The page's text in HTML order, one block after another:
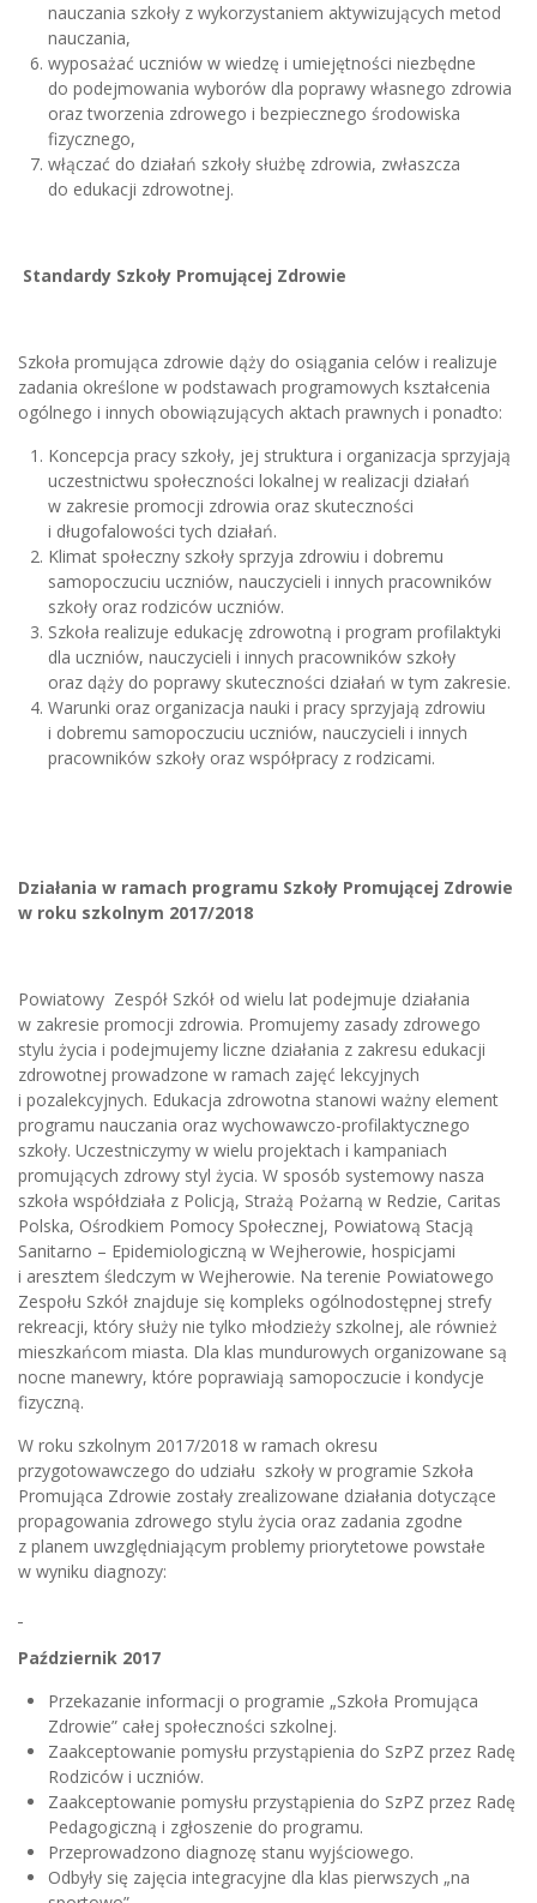
nauczania szkoły z wykorzystaniem aktywizujących metod
nauczania,
wyposażać uczniów w wiedzę i umiejętności niezbędne
do podejmowania wyborów dla poprawy własnego zdrowia
oraz tworzenia zdrowego i bezpiecznego środowiska
fizycznego,
włączać do działań szkoły służbę zdrowia, zwłaszcza
do edukacji zdrowotnej.
Standardy Szkoły Promującej Zdrowie
Szkoła promująca zdrowie dąży do osiągania celów i realizuje
zadania określone w podstawach programowych kształcenia
ogólnego i innych obowiązujących aktach prawnych i ponadto:
Koncepcja pracy szkoły, jej struktura i organizacja sprzyjają
uczestnictwu społeczności lokalnej w realizacji działań
w zakresie promocji zdrowia oraz skuteczności
i długofalowości tych działań.
Klimat społeczny szkoły sprzyja zdrowiu i dobremu
samopoczuciu uczniów, nauczycieli i innych pracowników
szkoły oraz rodziców uczniów.
Szkoła realizuje edukację zdrowotną i program profilaktyki
dla uczniów, nauczycieli i innych pracowników szkoły
oraz dąży do poprawy skuteczności działań w tym zakresie.
Warunki oraz organizacja nauki i pracy sprzyjają zdrowiu
i dobremu samopoczuciu uczniów, nauczycieli i innych
pracowników szkoły oraz współpracy z rodzicami.
Działania w ramach programu Szkoły Promującej Zdrowie
w roku szkolnym 2017/2018
Powiatowy Zespół Szkół od wielu lat podejmuje działania
w zakresie promocji zdrowia. Promujemy zasady zdrowego
stylu życia i podejmujemy liczne działania z zakresu edukacji
zdrowotnej prowadzone w ramach zajęć lekcyjnych
i pozalekcyjnych. Edukacja zdrowotna stanowi ważny element
programu nauczania oraz wychowawczo-profilaktycznego
szkoły. Uczestniczymy w wielu projektach i kampaniach
promujących zdrowy styl życia. W sposób systemowy nasza
szkoła współdziała z Policją, Strażą Pożarną w Redzie, Caritas
Polska, Ośrodkiem Pomocy Społecznej, Powiatową Stacją
Sanitarno – Epidemiologiczną w Wejherowie, hospicjami
i aresztem śledczym w Wejherowie. Na terenie Powiatowego
Zespołu Szkół znajduje się kompleks ogólnodostępnej strefy
rekreacji, który służy nie tylko młodzieży szkolnej, ale również
mieszkańcom miasta. Dla klas mundurowych organizowane są
nocne manewry, które poprawiają samopoczucie i kondycje
fizyczną.
W roku szkolnym 2017/2018 w ramach okresu
przygotowawczego do udziału szkoły w programie Szkoła
Promująca Zdrowie zostały zrealizowane działania dotyczące
propagowania zdrowego stylu życia oraz zadania zgodne
z planem uwzględniającym problemy priorytetowe powstałe
w wyniku diagnozy:
Październik 2017
Przekazanie informacji o programie „Szkoła Promująca
Zdrowie” całej społeczności szkolnej.
Zaakceptowanie pomysłu przystąpienia do SzPZ przez Radę
Rodziców i uczniów.
Zaakceptowanie pomysłu przystąpienia do SzPZ przez Radę
Pedagogiczną i zgłoszenie do programu.
Przeprowadzono diagnozę stanu wyjściowego.
Odbyły się zajęcia integracyjne dla klas pierwszych „na